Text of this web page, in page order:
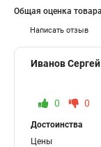
Написать отзыв
Общая оценка
Иванов
0 0
Достоинства
Цены